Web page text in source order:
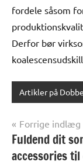
fordele såsom
Derfor bør
Artikler på
Forrige indlæg
Fuldend dit
accessories